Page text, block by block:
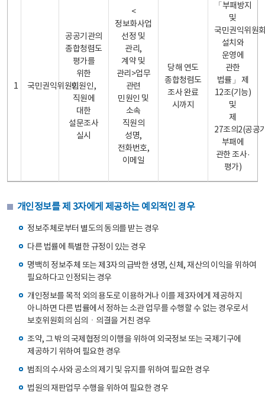
1 국민권익위원회
공공기관의
종합청렴도
평가를
위한
민원인,
직원에
대한
설문조사
실시
<
정보화사업
선정 및
관리,
계약 및
관리>업무
관련
민원인 및
소속
직원의
성명,
전화번호,
이메일
당해 연도
종합청렴도
조사 완료
시까지
「부패방지
및
국민권익위원
설치와
운영에
관한
법률」 제
12조(기능)
및
제
27조의2(공공
부패에
관한 조사·
평가)
개인정보를 제 3자에게 제공하는 예외적인 경우
정보주체로부터 별도의 동의를 받는 경우
다른 법률에 특별한 규정이 있는 경우
명백히 정보주체 또는 제3자의 급박한 생명, 신체, 재산의 이익을 위하여
필요하다고 인정되는 경우
개인정보를 목적 외의 용도로 이용하거나 이를 제3자에게 제공하지
아니하면 다른 법률에서 정하는 소관 업무를 수행할 수 없는 경우로서
보호위원회의 심의ㆍ의결을 거친 경우
조약, 그 밖의 국제협정의 이행을 위하여 외국정보 또는 국제기구에
제공하기 위하여 필요한 경우
범죄의 수사와 공소의 제기 및 유지를 위하여 필요한 경우
법원의 재판업무 수행을 위하여 필요한 경우